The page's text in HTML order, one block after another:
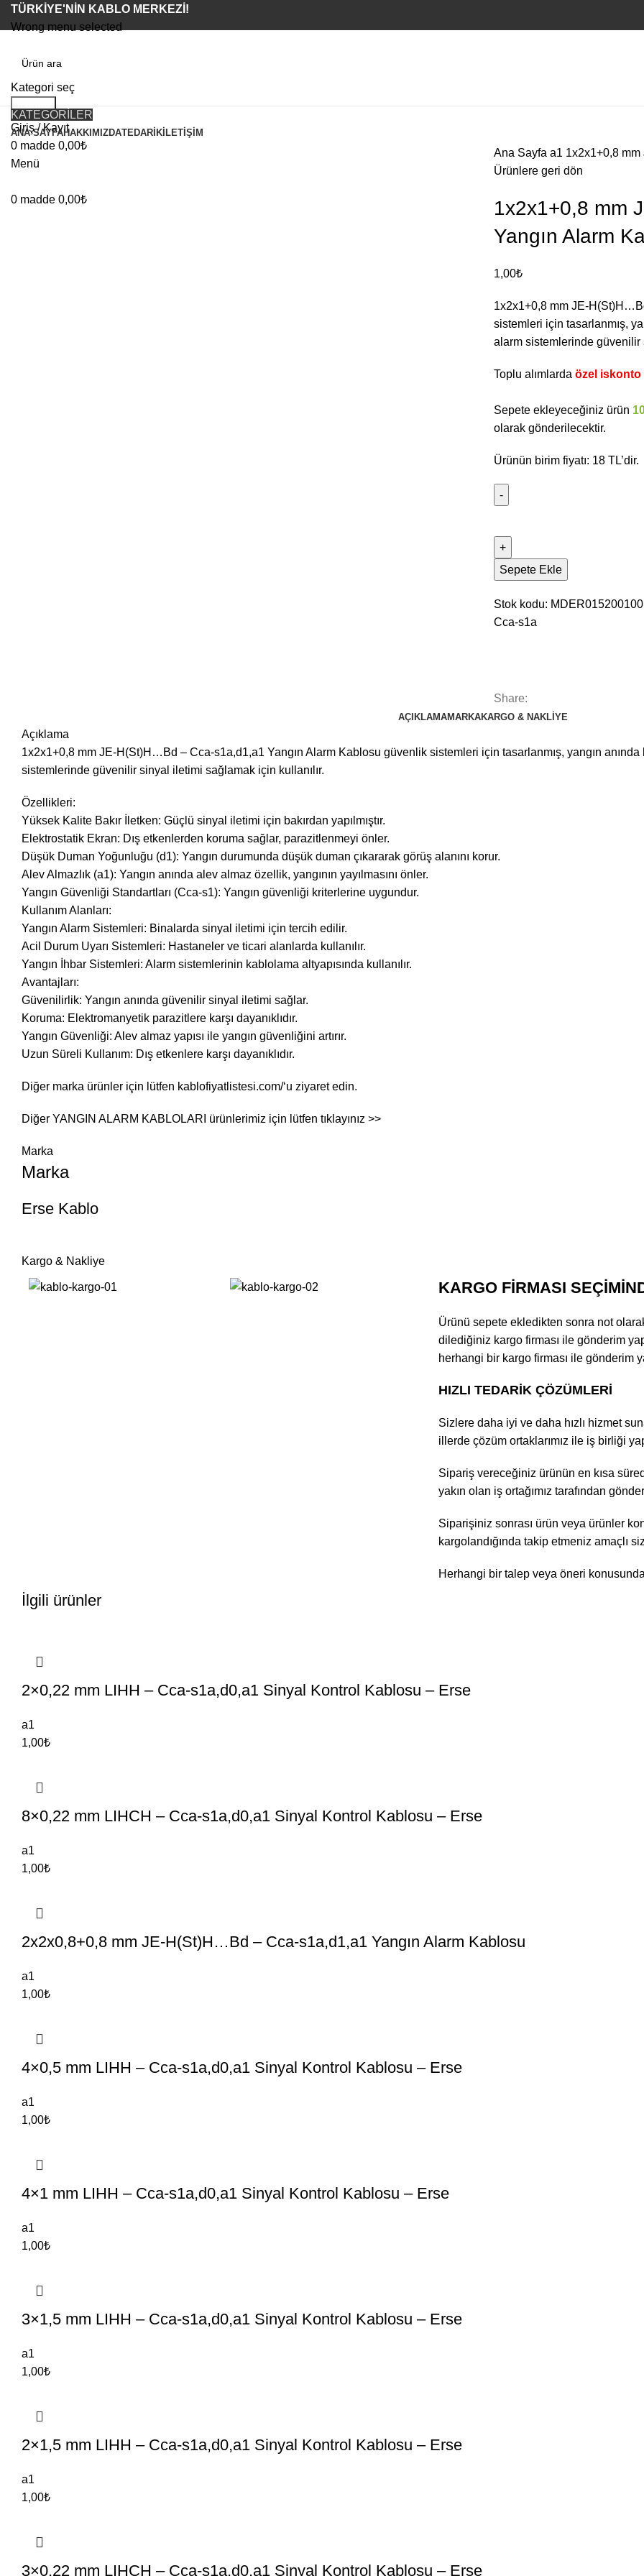
TÜRKİYE'NİN KABLO MERKEZİ!
Wrong menu selected
Kategori seç
Arama
Giriş / Kayıt
0 madde 0,00₺
Menü
0 madde 0,00₺
KATEGORİLER
ANA SAYFAHAKKIMIZDATEDARIK İLETIŞIM
Ana Sayfa a1 1x2x1+0,8
Ürünlere geri dön
1x2x1+0,8 mm
Yangın Alarm
1,00₺
1x2x1+0,8 mm JE-
sistemleri için tasarlanmış,
alarm sistemlerinde güvenilir
Toplu alımlarda özel iskonto
Sepete ekleyeceğiniz ürün
olarak gönderilecektir.
Ürünün birim fiyatı: 18 TL’dir.
Sepete Ekle
Stok kodu:
Cca-s1a
Share:
AÇIKLAMAMARKAKARGO & NAKLIYE
Açıklama
1x2x1+0,8 mm JE-H(St)H…Bd – Cca-s1a,d1,a1 Yangın Alarm Kablosu güvenlik sistemleri için tasarlanmış, yangın
sistemlerinde güvenilir sinyal iletimi sağlamak için kullanılır.
Özellikleri:
Yüksek Kalite Bakır İletken: Güçlü sinyal iletimi için bakırdan yapılmıştır.
Elektrostatik Ekran: Dış etkenlerden koruma sağlar, parazitlenmeyi önler.
Düşük Duman Yoğunluğu (d1): Yangın durumunda düşük duman çıkararak görüş alanını korur.
Alev Almazlık (a1): Yangın anında alev almaz özellik, yangının yayılmasını önler.
Yangın Güvenliği Standartları (Cca-s1): Yangın güvenliği kriterlerine uygundur.
Kullanım Alanları:
Yangın Alarm Sistemleri: Binalarda sinyal iletimi için tercih edilir.
Acil Durum Uyarı Sistemleri: Hastaneler ve ticari alanlarda kullanılır.
Yangın İhbar Sistemleri: Alarm sistemlerinin kablolama altyapısında kullanılır.
Avantajları:
Güvenilirlik: Yangın anında güvenilir sinyal iletimi sağlar.
Koruma: Elektromanyetik parazitlere karşı dayanıklıdır.
Yangın Güvenliği: Alev almaz yapısı ile yangın güvenliğini artırır.
Uzun Süreli Kullanım: Dış etkenlere karşı dayanıklıdır.
Diğer marka ürünler için lütfen kablofiyatlistesi.com/‘u ziyaret edin.
Diğer YANGIN ALARM KABLOLARI ürünlerimiz için lütfen tıklayınız >>
Marka
Marka
Erse Kablo
Kargo & Nakliye
KARGO FİRMASI
Ürünü sepete ekledikten sonra not
dilediğiniz kargo firması ile gönderim
herhangi bir kargo firması ile gönderim
HIZLI TEDARİK ÇÖZÜMLERİ
Sizlere daha iyi ve daha hızlı hizmet
illerde çözüm ortaklarımız ile iş birliği
Sipariş vereceğiniz ürünün en kısa
yakın olan iş ortağımız tarafından
Siparişiniz sonrası ürün veya ürünler
kargolandığında takip etmeniz amaçlı
Herhangi bir talep veya öneri
İlgili ürünler
2×0,22 mm LIHH – Cca-s1a,d0,a1 Sinyal Kontrol Kablosu – Erse
a1
1,00₺
8×0,22 mm LIHCH – Cca-s1a,d0,a1 Sinyal Kontrol Kablosu – Erse
a1
1,00₺
2x2x0,8+0,8 mm JE-H(St)H…Bd – Cca-s1a,d1,a1 Yangın Alarm Kablosu
a1
1,00₺
4×0,5 mm LIHH – Cca-s1a,d0,a1 Sinyal Kontrol Kablosu – Erse
a1
1,00₺
4×1 mm LIHH – Cca-s1a,d0,a1 Sinyal Kontrol Kablosu – Erse
a1
1,00₺
3×1,5 mm LIHH – Cca-s1a,d0,a1 Sinyal Kontrol Kablosu – Erse
a1
1,00₺
2×1,5 mm LIHH – Cca-s1a,d0,a1 Sinyal Kontrol Kablosu – Erse
a1
1,00₺
3×0,22 mm LIHCH – Cca-s1a,d0,a1 Sinyal Kontrol Kablosu – Erse